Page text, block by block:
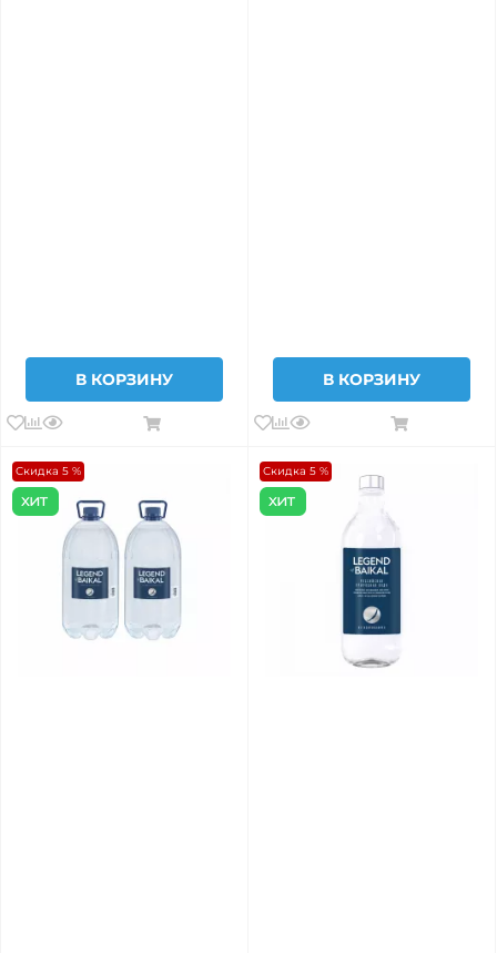
В КОРЗИНУ В КОРЗИНУ
Скидка 5 % Скидка 5 %